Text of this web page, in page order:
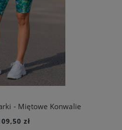
- Miętowe Konwalie
zł